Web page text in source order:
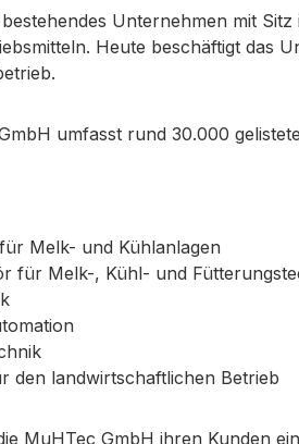
Unternehmen mit
Heute beschäftigt das
umfasst rund 30.000
Melk- und Kühlanlagen
für Melk-, Kühl- und
den landwirtschaftlichen Betrieb
MuHTec GmbH ihren Kunden